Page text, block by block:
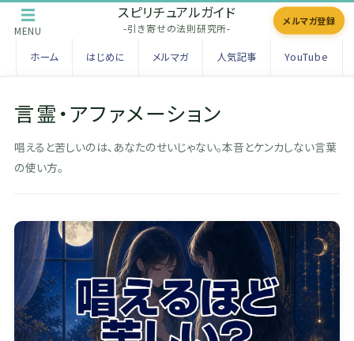
☰
MENU
スピリチュアルガイド
-引き寄せの法則研究所-
メルマガ登録
ホーム はじめに メルマガ 人気記事 YouTube
言霊・アファメーション
唱えると苦しいのは、あなたのせいじゃない。本音とケンカしない言葉
の使い方。